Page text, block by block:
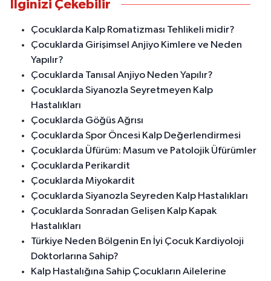
İlginizi Çekebilir
Çocuklarda Kalp Romatizması Tehlikeli midir?
Çocuklarda Girişimsel Anjiyo Kimlere ve Neden
Yapılır?
Çocuklarda Tanısal Anjiyo Neden Yapılır?
Çocuklarda Siyanozla Seyretmeyen Kalp
Hastalıkları
Çocuklarda Göğüs Ağrısı
Çocuklarda Spor Öncesi Kalp Değerlendirmesi
Çocuklarda Üfürüm: Masum ve Patolojik Üfürümler
Çocuklarda Perikardit
Çocuklarda Miyokardit
Çocuklarda Siyanozla Seyreden Kalp Hastalıkları
Çocuklarda Sonradan Gelişen Kalp Kapak
Hastalıkları
Türkiye Neden Bölgenin En İyi Çocuk Kardiyoloji
Doktorlarına Sahip?
Kalp Hastalığına Sahip Çocukların Ailelerine